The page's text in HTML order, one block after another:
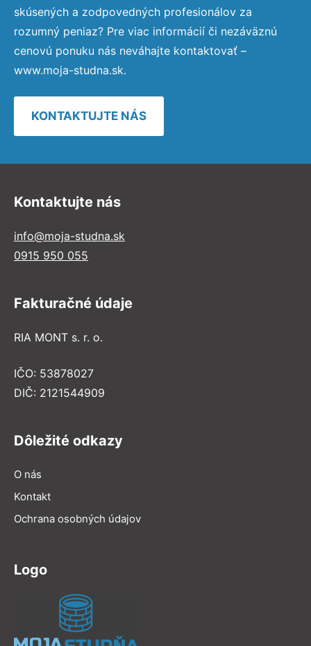
skúsených a zodpovedných profesionálov za
rozumný peniaz? Pre viac informácií či nezáväznú
cenovú ponuku nás neváhajte kontaktovať –
www.moja-studna.sk.
KONTAKTUJTE NÁS
Kontaktujte nás
info@moja-studna.sk
0915 950 055
Fakturačné údaje
RIA MONT s. r. o.
IČO: 53878027
DIČ: 2121544909
Dôležité odkazy
O nás
Kontakt
Ochrana osobných údajov
Logo